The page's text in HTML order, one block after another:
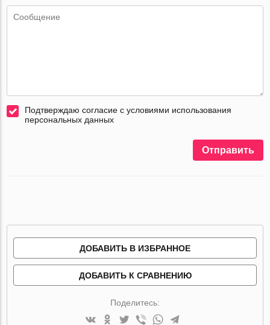
Подтверждаю согласие с условиями использования
персональных данных
Отправить
ДОБАВИТЬ В ИЗБРАННОЕ
ДОБАВИТЬ К СРАВНЕНИЮ
Поделитесь: